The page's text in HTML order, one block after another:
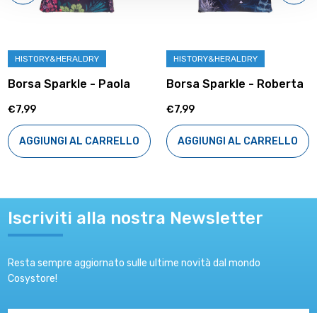
HISTORY&HERALDRY
Borsa Sparkle - Paola
€7,99
AGGIUNGI AL CARRELLO
HISTORY&HERALDRY
Borsa Sparkle - Roberta
€7,99
AGGIUNGI AL CARRELLO
Iscriviti alla nostra Newsletter
Resta sempre aggiornato sulle ultime novità dal mondo
Cosystore!